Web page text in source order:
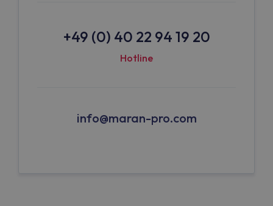
+49 (0) 40 22 94 19 20
Hotline
info@maran-pro.com